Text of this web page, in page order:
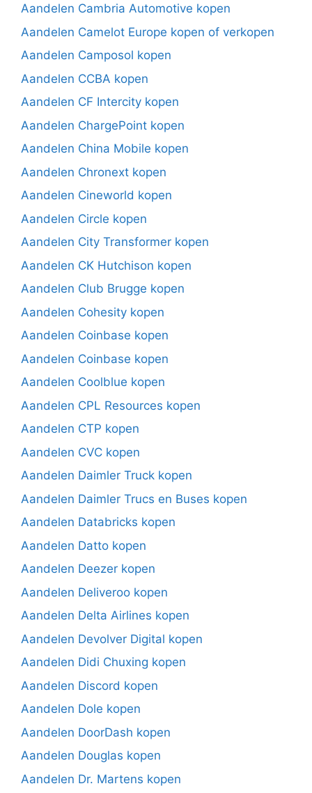
Aandelen Cambria Automotive kopen
Aandelen Camelot Europe kopen of verkopen
Aandelen Camposol kopen
Aandelen CCBA kopen
Aandelen CF Intercity kopen
Aandelen ChargePoint kopen
Aandelen China Mobile kopen
Aandelen Chronext kopen
Aandelen Cineworld kopen
Aandelen Circle kopen
Aandelen City Transformer kopen
Aandelen CK Hutchison kopen
Aandelen Club Brugge kopen
Aandelen Cohesity kopen
Aandelen Coinbase kopen
Aandelen Coinbase kopen
Aandelen Coolblue kopen
Aandelen CPL Resources kopen
Aandelen CTP kopen
Aandelen CVC kopen
Aandelen Daimler Truck kopen
Aandelen Daimler Trucs en Buses kopen
Aandelen Databricks kopen
Aandelen Datto kopen
Aandelen Deezer kopen
Aandelen Deliveroo kopen
Aandelen Delta Airlines kopen
Aandelen Devolver Digital kopen
Aandelen Didi Chuxing kopen
Aandelen Discord kopen
Aandelen Dole kopen
Aandelen DoorDash kopen
Aandelen Douglas kopen
Aandelen Dr. Martens kopen